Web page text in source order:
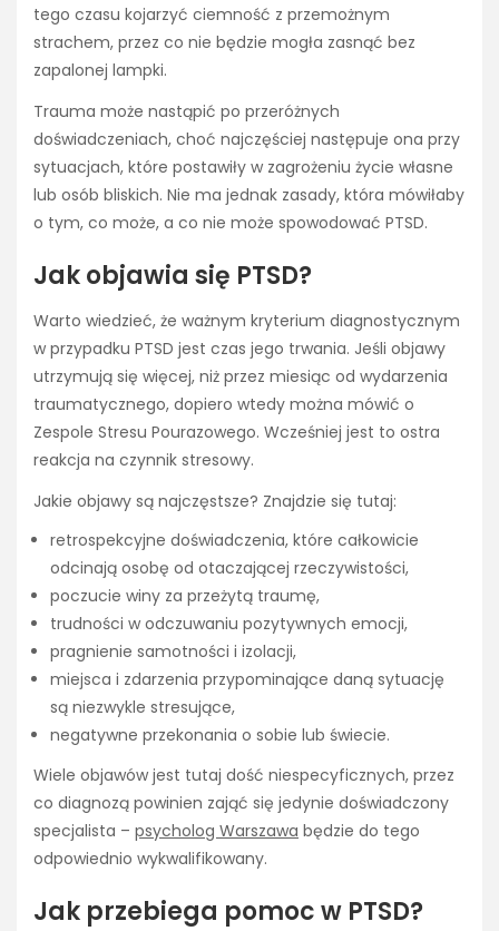
tego czasu kojarzyć ciemność z przemożnym
strachem, przez co nie będzie mogła zasnąć bez
zapalonej lampki.
Trauma może nastąpić po przeróżnych
doświadczeniach, choć najczęściej następuje ona przy
sytuacjach, które postawiły w zagrożeniu życie własne
lub osób bliskich. Nie ma jednak zasady, która mówiłaby
o tym, co może, a co nie może spowodować PTSD.
Jak objawia się PTSD?
Warto wiedzieć, że ważnym kryterium diagnostycznym
w przypadku PTSD jest czas jego trwania. Jeśli objawy
utrzymują się więcej, niż przez miesiąc od wydarzenia
traumatycznego, dopiero wtedy można mówić o
Zespole Stresu Pourazowego. Wcześniej jest to ostra
reakcja na czynnik stresowy.
Jakie objawy są najczęstsze? Znajdzie się tutaj:
retrospekcyjne doświadczenia, które całkowicie
odcinają osobę od otaczającej rzeczywistości,
poczucie winy za przeżytą traumę,
trudności w odczuwaniu pozytywnych emocji,
pragnienie samotności i izolacji,
miejsca i zdarzenia przypominające daną sytuację
są niezwykle stresujące,
negatywne przekonania o sobie lub świecie.
Wiele objawów jest tutaj dość niespecyficznych, przez
co diagnozą powinien zająć się jedynie doświadczony
specjalista – psycholog Warszawa będzie do tego
odpowiednio wykwalifikowany.
Jak przebiega pomoc w PTSD?